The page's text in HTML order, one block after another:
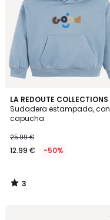
LA REDOUTE COLLECTIONS
Sudadera estampada, con
capucha
25.99 €
12.99 € -50%
3
/
5
3
/